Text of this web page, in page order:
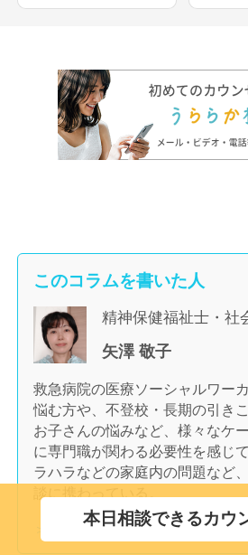
れてきたカウンセラーさ
問題、発達障害の悩みな
どを得意とされています
生きづ
者の悩
法や精
このコラムを書いた人
精神保健福祉士・社
矢澤 敬子
救急病院の医療ソーシャルワー
悩む方や、不登校・長期の引き
お子さんの悩みなど、様々なケ
に専門職が関わる必要性を感じ
ラハラなどの家庭内の問題など
＞ このカウンセラーに相談する
本日相談できるカウ